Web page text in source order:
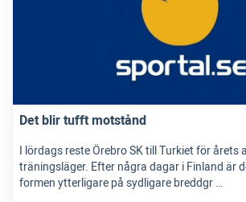
Det blir tufft motstånd
I lördags reste Örebro SK till Turkiet för årets
träningsläger. Efter några dagar i Finland är
formen ytterligare på sydligare breddgr …